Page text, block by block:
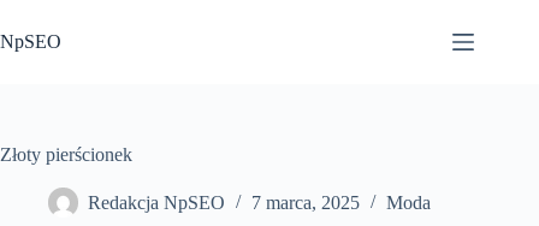
do
treści
NpSEO
Złoty pierścionek
Redakcja NpSEO 7 marca, 2025 Moda